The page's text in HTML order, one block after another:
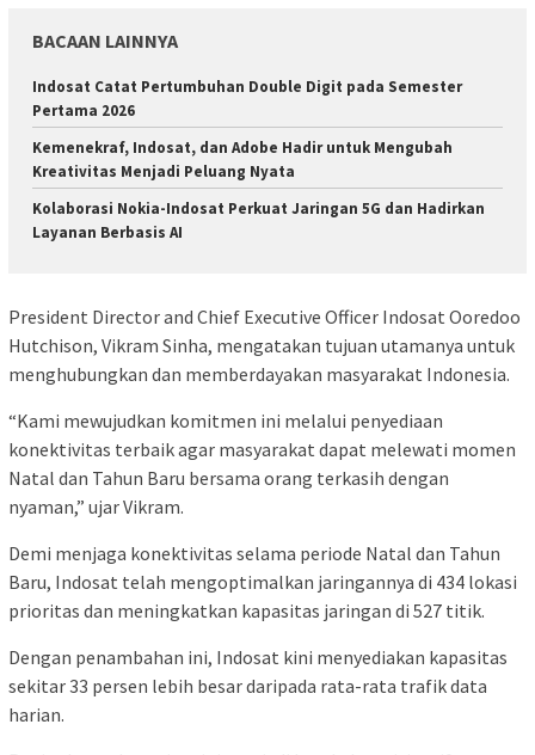
BACAAN LAINNYA
Indosat Catat Pertumbuhan Double Digit pada Semester
Pertama 2026
Kemenekraf, Indosat, dan Adobe Hadir untuk Mengubah
Kreativitas Menjadi Peluang Nyata
Kolaborasi Nokia-Indosat Perkuat Jaringan 5G dan Hadirkan
Layanan Berbasis AI
President Director and Chief Executive Officer Indosat Ooredoo
Hutchison, Vikram Sinha, mengatakan tujuan utamanya untuk
menghubungkan dan memberdayakan masyarakat Indonesia.
“Kami mewujudkan komitmen ini melalui penyediaan
konektivitas terbaik agar masyarakat dapat melewati momen
Natal dan Tahun Baru bersama orang terkasih dengan
nyaman,” ujar Vikram.
Demi menjaga konektivitas selama periode Natal dan Tahun
Baru, Indosat telah mengoptimalkan jaringannya di 434 lokasi
prioritas dan meningkatkan kapasitas jaringan di 527 titik.
Dengan penambahan ini, Indosat kini menyediakan kapasitas
sekitar 33 persen lebih besar daripada rata-rata trafik data
harian.